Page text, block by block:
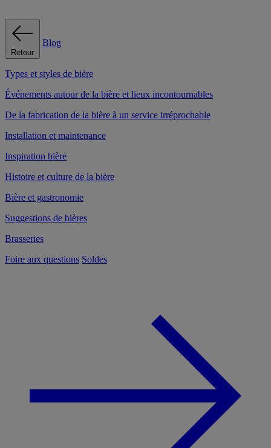
Retour
Blog
Types et styles de bière
Événements autour de la bière et lieux incontournables
De la fabrication de la bière à un service irréprochable
Installation et maintenance
Inspiration bière
Histoire et culture de la bière
Bière et gastronomie
Suggestions de bières
Brasseries
Foire aux questions Soldes